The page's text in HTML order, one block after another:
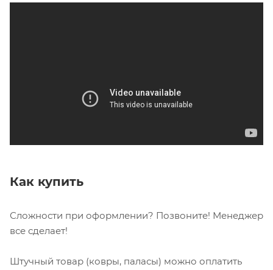
Как купить
Сложности при оформлении? Позвоните! Менеджер
все сделает!
Штучный товар (ковры, паласы) можно оплатить